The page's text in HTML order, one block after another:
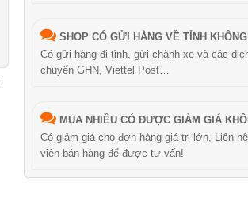
SHOP CÓ GỬI HÀNG VỀ TỈNH
Có gửi hàng đi tỉnh, gửi chành xe và các
chuyển GHN, Viettel Post…
MUA NHIỀU CÓ ĐƯỢC GIẢM GIÁ
Có giảm giá cho đơn hàng giá trị lớn, Liên
viên bán hàng để được tư vấn!